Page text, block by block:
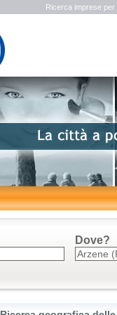
Ricerca imprese
Dove?